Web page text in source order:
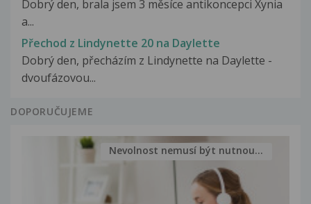
Dobrý den, brala jsem 3 měsíce antikoncepci Xynia
a...
Přechod z Lindynette 20 na Daylette
Dobrý den, přecházím z Lindynette na Daylette -
dvoufázovou...
DOPORUČUJEME
Nevolnost nemusí být nutnou...